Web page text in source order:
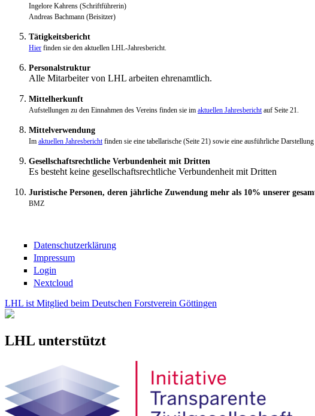
Ingelore Kahrens (Schriftführerin)
Andreas Bachmann (Beisitzer)
Tätigkeitsbericht
Hier finden sie den aktuellen LHL-Jahresbericht.
Personalstruktur
Alle Mitarbeiter von LHL arbeiten ehrenamtlich.
Mittelherkunft
Aufstellungen zu den Einnahmen des Vereins finden sie im aktuellen Jahresbericht auf Seite 21.
Mittelverwendung
Im aktuellen Jahresbericht finden sie eine tabellarische (Seite 21) sowie eine ausführliche
Gesellschaftsrechtliche Verbundenheit mit Dritten
Es besteht keine gesellschaftsrechtliche Verbundenheit mit Dritten
Juristische Personen, deren jährliche Zuwendung mehr als 10% unserer
BMZ
Datenschutzerklärung
Impressum
Login
Nextcloud
LHL ist Mitglied beim Deutschen Forstverein Göttingen
LHL unterstützt